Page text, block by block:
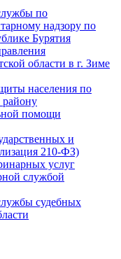
по
надзору по
Бурятия
области в г. Зиме
населения по
помощи
и
210-ФЗ)
услуг
службой
судебных